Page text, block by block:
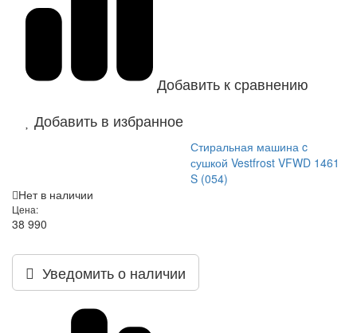
Добавить к сравнению
Добавить в избранное
Стиральная машина c
сушкой Vestfrost VFWD 1461
S (054)
Нет в наличии
Цена:
38 990
Уведомить о наличии